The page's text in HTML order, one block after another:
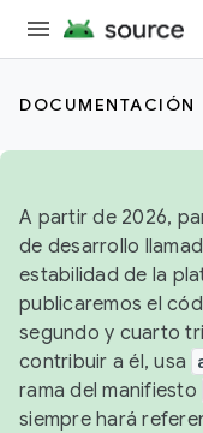
DOCUMENTACIÓN
A partir de 2026,
de desarrollo
estabilidad de la
publicaremos el
segundo y cuarto
contribuir a él, usa
rama del manifiesto
siempre hará